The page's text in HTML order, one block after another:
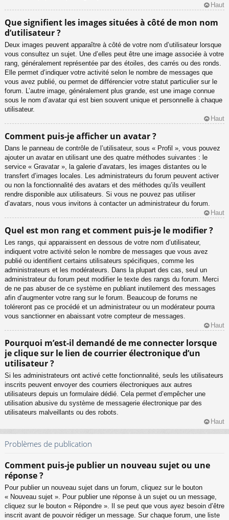
Haut
Que signifient les images situées à côté de mon nom
d’utilisateur ?
Deux images peuvent apparaître à côté de votre nom d’utilisateur lorsque
vous consultez un sujet. Une d’elles peut être une image associée à votre
rang, généralement représentée par des étoiles, des carrés ou des ronds.
Elle permet d’indiquer votre activité selon le nombre de messages que
vous avez publié, ou permet de différencier votre statut particulier sur le
forum. L’autre image, généralement plus grande, est une image connue
sous le nom d’avatar qui est bien souvent unique et personnelle à chaque
utilisateur.
Haut
Comment puis-je afficher un avatar ?
Dans le panneau de contrôle de l’utilisateur, sous « Profil », vous pouvez
ajouter un avatar en utilisant une des quatre méthodes suivantes : le
service « Gravatar », la galerie d’avatars, les images distantes ou le
transfert d’images locales. Les administrateurs du forum peuvent activer
ou non la fonctionnalité des avatars et des méthodes qu’ils veuillent
rendre disponible aux utilisateurs. Si vous ne pouvez pas utiliser
d’avatars, nous vous invitons à contacter un administrateur du forum.
Haut
Quel est mon rang et comment puis-je le modifier ?
Les rangs, qui apparaissent en dessous de votre nom d’utilisateur,
indiquent votre activité selon le nombre de messages que vous avez
publié ou identifient certains utilisateurs spécifiques, comme les
administrateurs et les modérateurs. Dans la plupart des cas, seul un
administrateur du forum peut modifier le texte des rangs du forum. Merci
de ne pas abuser de ce système en publiant inutilement des messages
afin d’augmenter votre rang sur le forum. Beaucoup de forums ne
toléreront pas ce procédé et un administrateur ou un modérateur pourra
vous sanctionner en abaissant votre compteur de messages.
Haut
Pourquoi m’est-il demandé de me connecter lorsque
je clique sur le lien de courrier électronique d’un
utilisateur ?
Si les administrateurs ont activé cette fonctionnalité, seuls les utilisateurs
inscrits peuvent envoyer des courriers électroniques aux autres
utilisateurs depuis un formulaire dédié. Cela permet d’empêcher une
utilisation abusive du système de messagerie électronique par des
utilisateurs malveillants ou des robots.
Haut
Problèmes de publication
Comment puis-je publier un nouveau sujet ou une
réponse ?
Pour publier un nouveau sujet dans un forum, cliquez sur le bouton
« Nouveau sujet ». Pour publier une réponse à un sujet ou un message,
cliquez sur le bouton « Répondre ». Il se peut que vous ayez besoin d’être
inscrit avant de pouvoir rédiger un message. Sur chaque forum, une liste